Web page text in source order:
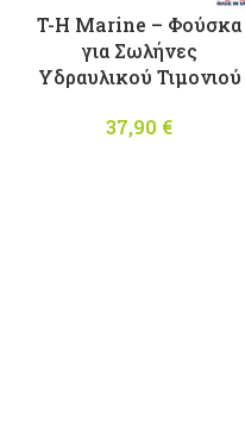
T-H Marine – Φούσκα
για Σωλήνες
Υδραυλικού Τιμονιού
37,90 €